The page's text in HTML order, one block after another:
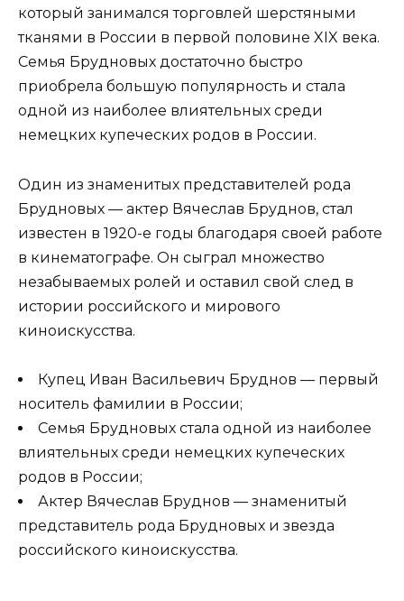
который занимался торговлей шерстяными
тканями в России в первой половине XIX века.
Семья Брудновых достаточно быстро
приобрела большую популярность и стала
одной из наиболее влиятельных среди
немецких купеческих родов в России.
Один из знаменитых представителей рода
Брудновых — актер Вячеслав Бруднов, стал
известен в 1920-е годы благодаря своей работе
в кинематографе. Он сыграл множество
незабываемых ролей и оставил свой след в
истории российского и мирового
киноискусства.
Купец Иван Васильевич Бруднов — первый
носитель фамилии в России;
Семья Брудновых стала одной из наиболее
влиятельных среди немецких купеческих
родов в России;
Актер Вячеслав Бруднов — знаменитый
представитель рода Брудновых и звезда
российского киноискусства.